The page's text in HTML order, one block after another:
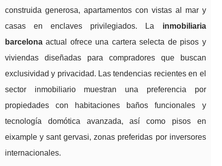
construida generosa, apartamentos con vistas al mar y
casas en enclaves privilegiados. La inmobiliaria
barcelona actual ofrece una cartera selecta de pisos y
viviendas diseñadas para compradores que buscan
exclusividad y privacidad. Las tendencias recientes en el
sector inmobiliario muestran una preferencia por
propiedades con habitaciones baños funcionales y
tecnología domótica avanzada, así como pisos en
eixample y sant gervasi, zonas preferidas por inversores
internacionales.